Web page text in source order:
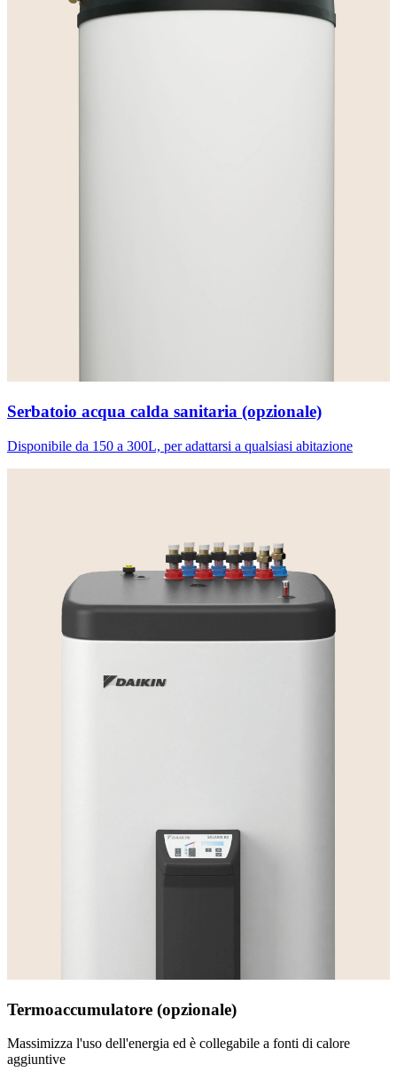
Serbatoio acqua calda sanitaria (opzionale)
Disponibile da 150 a 300L, per adattarsi a qualsiasi abitazione
Termoaccumulatore (opzionale)
Massimizza l'uso dell'energia ed è collegabile a fonti di calore
aggiuntive